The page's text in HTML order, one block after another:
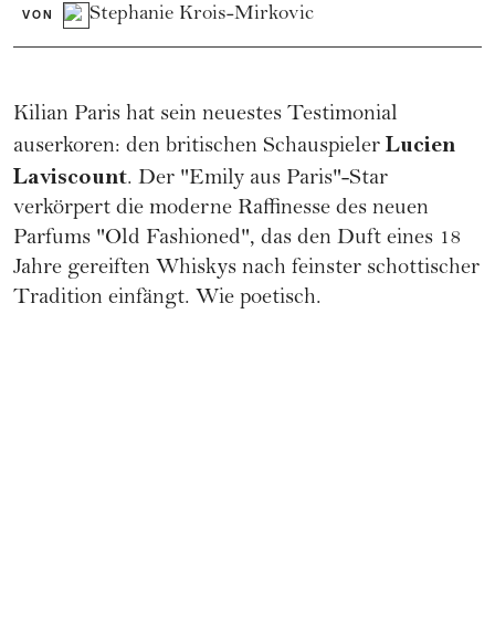
VON Stephanie Krois-Mirkovic
Kilian Paris hat sein neuestes Testimonial
auserkoren: den britischen Schauspieler Lucien
Laviscount. Der "Emily aus Paris"-Star
verkörpert die moderne Raffinesse des neuen
Parfums "Old Fashioned", das den Duft eines 18
Jahre gereiften Whiskys nach feinster schottischer
Tradition einfängt. Wie poetisch.